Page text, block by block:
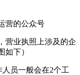
营的公众号
营业执照上涉及的企
如下）
员一般会在2个工